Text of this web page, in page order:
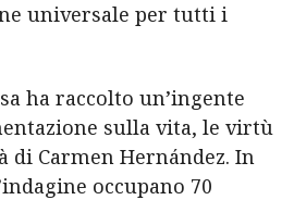
universale per tutti i
ha raccolto un’ingente
sulla vita, le virtù
di Carmen Hernández. In
occupano 70